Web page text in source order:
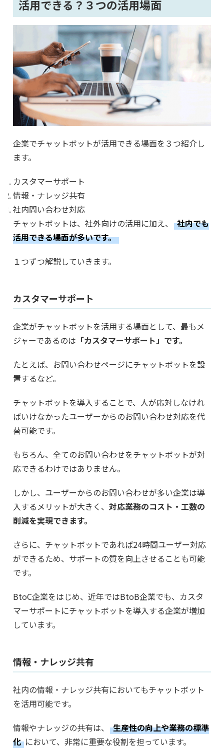
活用できる？３つの活用場面
企業でチャットボットが活用できる場面を３つ紹介し
ます。
カスタマーサポート
情報・ナレッジ共有
社内問い合わせ対応
チャットボットは、社外向けの活用に加え、
社内でも
活用できる場面が多いです。
１つずつ解説していきます。
カスタマーサポート
企業がチャットボットを活用する場面として、最もメ
ジャーであるのは 「カスタマーサポート」です。
たとえば、お問い合わせページにチャットボットを設
置するなど。
チャットボットを導入することで、人が応対しなけれ
ばいけなかったユーザーからのお問い合わせ対応を代
替可能です。
もちろん、全てのお問い合わせをチャットボットが対
応できるわけではありません。
しかし、ユーザーからのお問い合わせが多い企業は導
入するメリットが大きく、 対応業務のコスト・工数の
削減を実現できます。
さらに、チャットボットであれば24時間ユーザー対応
ができるため、サポートの質を向上させることも可能
です。
BtoC企業をはじめ、近年ではBtoB企業でも、カスタ
マーサポートにチャットボットを導入する企業が増加
しています。
情報・ナレッジ共有
社内の情報・ナレッジ共有においてもチャットボット
を活用可能です。
情報やナレッジの共有は、
生産性の向上や業務の標準
化 において、非常に重要な役割を担っています。